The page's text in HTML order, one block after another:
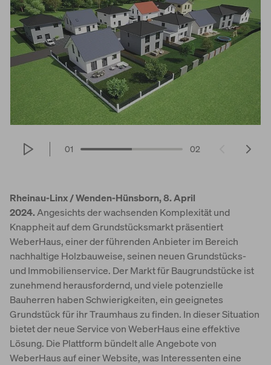
01 02
Rheinau-Linx / Wenden-Hünsborn, 8. April
2024.Angesichts der wachsenden Komplexität und
Knappheit auf dem Grundstücksmarkt präsentiert
WeberHaus, einer der führenden Anbieter im Bereich
nachhaltige Holzbauweise, seinen neuen Grundstücks-
und Immobilienservice. Der Markt für Baugrundstücke ist
zunehmend herausfordernd, und viele potenzielle
Bauherren haben Schwierigkeiten, ein geeignetes
Grundstück für ihr Traumhaus zu finden. In dieser Situation
bietet der neue Service von WeberHaus eine effektive
Lösung. Die Plattform bündelt alle Angebote von
WeberHaus auf einer Website, was Interessenten eine
Experience
Services